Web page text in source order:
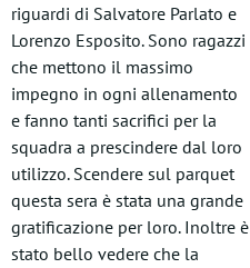
riguardi di Salvatore Parlato e
Lorenzo Esposito. Sono ragazzi
che mettono il massimo
impegno in ogni allenamento
e fanno tanti sacrifici per la
squadra a prescindere dal loro
utilizzo. Scendere sul parquet
questa sera è stata una grande
gratificazione per loro. Inoltre è
stato bello vedere che la